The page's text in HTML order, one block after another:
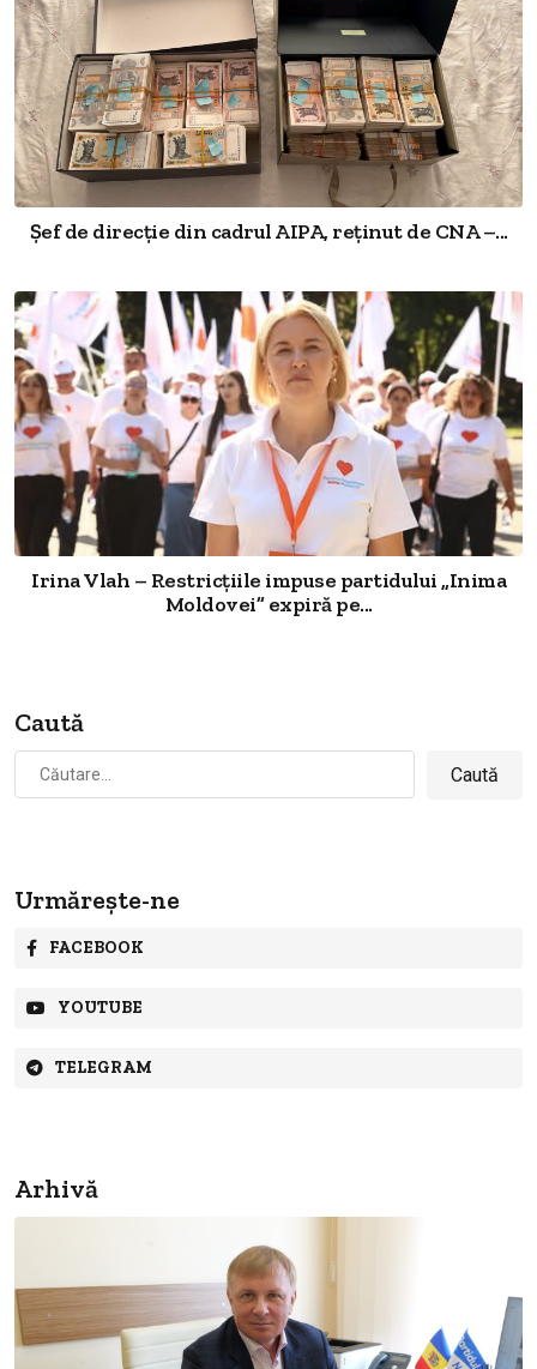
Șef de direcție din cadrul AIPA, reținut de CNA –...
Irina Vlah – Restricțiile impuse partidului „Inima
Moldovei” expiră pe...
Caută
după:
Urmărește-ne
FACEBOOK
YOUTUBE
TELEGRAM
Arhivă